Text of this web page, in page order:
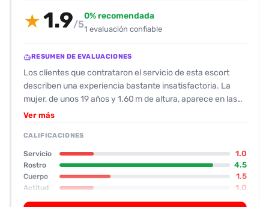
★1.9/5
0% recomendada
1 evaluación confiable
RESUMEN DE EVALUACIONES
Los clientes que contrataron el servicio de esta escort
describen una experiencia bastante insatisfactoria. La
mujer, de unos 19 años y 1.60 m de altura, aparece en las
fotos con aspecto juvenil, una faldita colegial y botas
retocada; tiene una pequeña letra «A» tatuada en la nalga
derecha y una rosa en el brazo izquierdo, pero no se
observan cicatrices adicionales. Su físico recibió una
valoración de 8/10 en el cuerpo y 9/10 en el rostro, aunque
la interacción real quedó por debajo de las expectativas.
La actitud fue distante y poco amigable: se comunicó solo
Ver más
CALIFICACIONES
Servicio 1.0
Rostro 4.5
Cuerpo 1.5
Actitud 1.0